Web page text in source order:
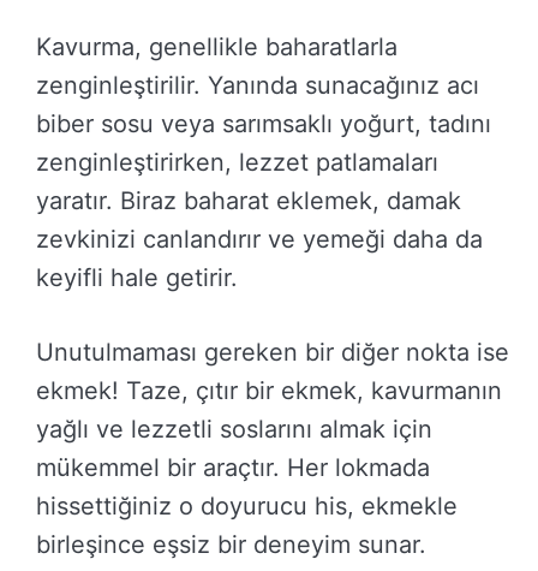
Kavurma, genellikle baharatlarla
zenginleştirilir. Yanında sunacağınız acı
biber sosu veya sarımsaklı yoğurt, tadını
zenginleştirirken, lezzet patlamaları
yaratır. Biraz baharat eklemek, damak
zevkinizi canlandırır ve yemeği daha da
keyifli hale getirir.
Unutulmaması gereken bir diğer nokta ise
ekmek! Taze, çıtır bir ekmek, kavurmanın
yağlı ve lezzetli soslarını almak için
mükemmel bir araçtır. Her lokmada
hissettiğiniz o doyurucu his, ekmekle
birleşince eşsiz bir deneyim sunar.